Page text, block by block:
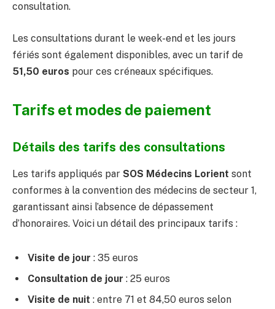
consultation.
Les consultations durant le week-end et les jours
fériés sont également disponibles, avec un tarif de
51,50 euros pour ces créneaux spécifiques.
Tarifs et modes de paiement
Détails des tarifs des consultations
Les tarifs appliqués par SOS Médecins Lorient sont
conformes à la convention des médecins de secteur 1,
garantissant ainsi l’absence de dépassement
d’honoraires. Voici un détail des principaux tarifs :
Visite de jour : 35 euros
Consultation de jour : 25 euros
Visite de nuit : entre 71 et 84,50 euros selon